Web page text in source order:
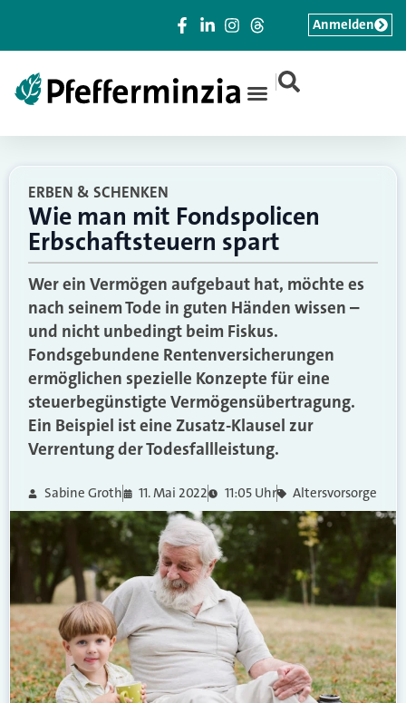
|
Anmelden
ERBEN & SCHENKEN
Wie man mit Fondspolicen
Erbschaftsteuern spart
Wer ein Vermögen aufgebaut hat, möchte es
nach seinem Tode in guten Händen wissen –
und nicht unbedingt beim Fiskus.
Fondsgebundene Rentenversicherungen
ermöglichen spezielle Konzepte für eine
steuerbegünstigte Vermögensübertragung.
Ein Beispiel ist eine Zusatz-Klausel zur
Verrentung der Todesfallleistung.
Sabine Groth 11. Mai 2022 11:05 Uhr Altersvorsorge